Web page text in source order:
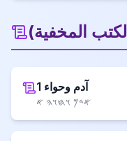
الكتب المخفية)
آدم وحواء 1
𐤀𐤃𐤌 𐤅𐤇𐤅𐤄 𐤀